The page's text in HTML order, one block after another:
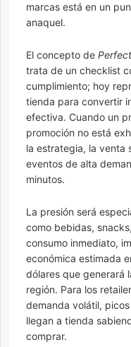
marcas está en un
anaquel.
El concepto de
trata de un checklist
cumplimiento; hoy
tienda para convertir
efectiva. Cuando un
promoción no está
la estrategia, la venta
eventos de alta
minutos.
La presión será
como bebidas,
consumo inmediato,
económica estimada
dólares que generará
región. Para los
demanda volátil,
llegan a tienda
comprar.